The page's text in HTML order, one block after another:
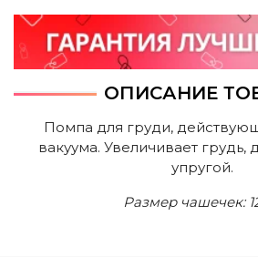
ОПИСАНИЕ
Помпа для груди,
вакуума. Увеличивает грудь,
упругой.
Размер чашечек: